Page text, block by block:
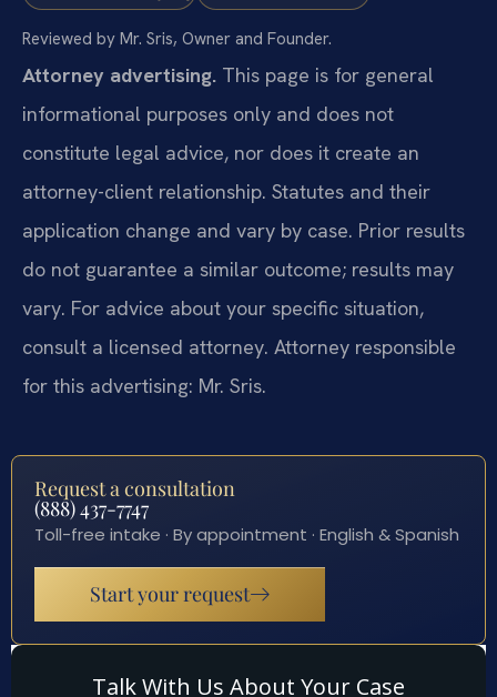
Reviewed by Mr. Sris, Owner and Founder.
Attorney advertising. This page is for general
informational purposes only and does not
constitute legal advice, nor does it create an
attorney-client relationship. Statutes and their
application change and vary by case. Prior results
do not guarantee a similar outcome; results may
vary. For advice about your specific situation,
consult a licensed attorney. Attorney responsible
for this advertising: Mr. Sris.
Request a consultation
(888) 437-7747
Toll-free intake · By appointment · English & Spanish
Start your request